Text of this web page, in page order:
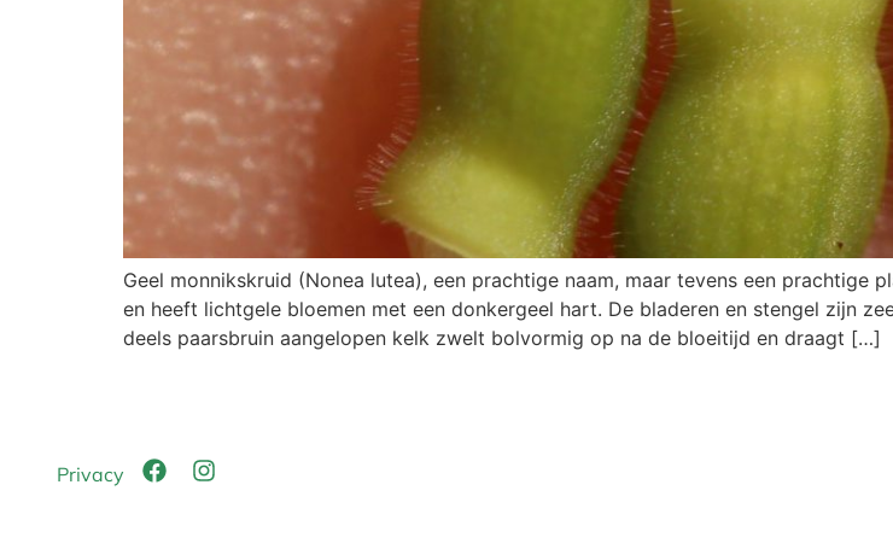
Geel monnikskruid (Nonea lutea), een prachtige naam, maar tevens een
en heeft lichtgele bloemen met een donkergeel hart. De bladeren en stengel zijn
deels paarsbruin aangelopen kelk zwelt bolvormig op na de bloeitijd en draagt […]
Privacy